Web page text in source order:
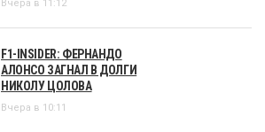
Вчера в 11:12
F1-INSIDER: ФЕРНАНДО
АЛОНСО ЗАГНАЛ В ДОЛГИ
НИКОЛУ ЦОЛОВА
Вчера в 10:11